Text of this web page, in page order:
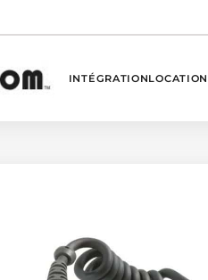
INTÉGRATIONLOCATION